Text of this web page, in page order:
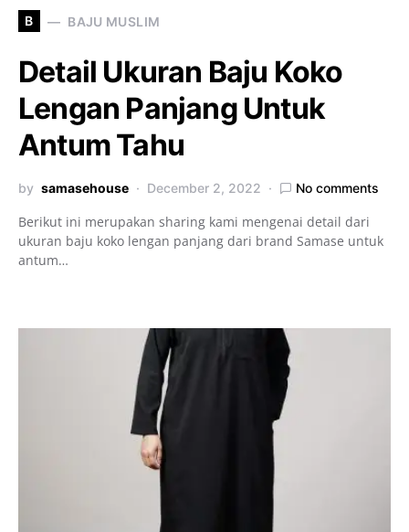
B BAJU MUSLIM
Detail Ukuran Baju Koko
Lengan Panjang Untuk
Antum Tahu
by samasehouse December 2, 2022 No comments
Berikut ini merupakan sharing kami mengenai detail dari
ukuran baju koko lengan panjang dari brand Samase untuk
antum…